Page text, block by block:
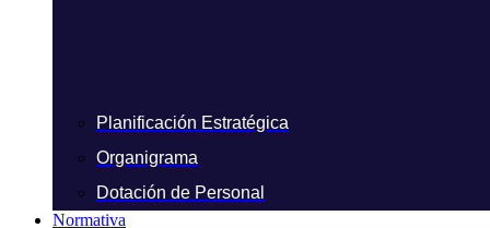
Planificación Estratégica
Organigrama
Dotación de Personal
Normativa